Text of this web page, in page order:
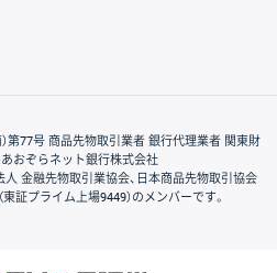
第77号 商品先物取引業者 銀行代理業者 関東財
あおぞらネット銀行株式会社
人 金融先物取引業協会、日本商品先物取引協会
証プライム上場9449）のメンバーです。